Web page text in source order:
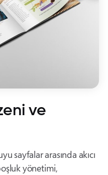
ve
sayfalar arasında akıcı
yönetimi,